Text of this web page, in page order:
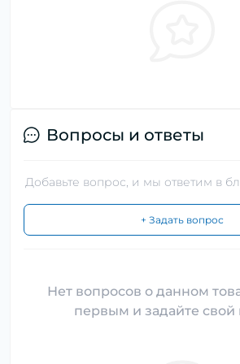
Вопросы и ответы
Добавьте вопрос, и мы ответим в
+ Задать вопрос
Нет вопросов о данном
первым и задайте свой